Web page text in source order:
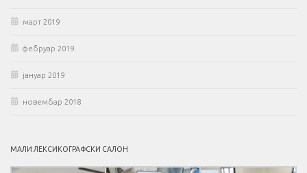
март 2019
фебруар 2019
јануар 2019
новембар 2018
МАЛИ ЛЕКСИКОГРАФСКИ САЛОН